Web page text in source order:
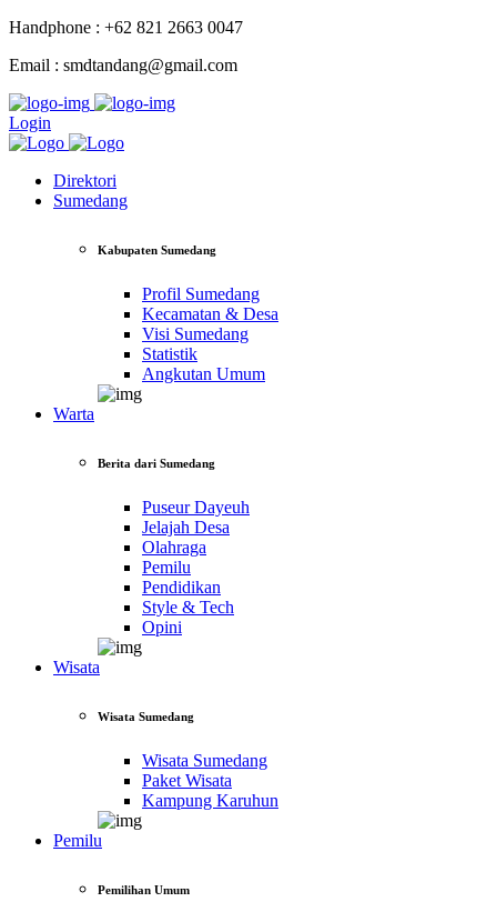
Handphone : +62 821 2663 0047
Email : smdtandang@gmail.com
Login
Direktori
Sumedang
Kabupaten Sumedang
Profil Sumedang
Kecamatan & Desa
Visi Sumedang
Statistik
Angkutan Umum
Warta
Berita dari Sumedang
Puseur Dayeuh
Jelajah Desa
Olahraga
Pemilu
Pendidikan
Style & Tech
Opini
Wisata
Wisata Sumedang
Wisata Sumedang
Paket Wisata
Kampung Karuhun
Pemilu
Pemilihan Umum